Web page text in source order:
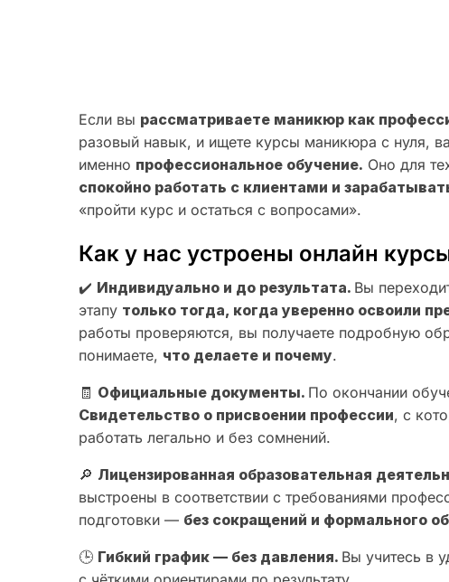
Если вы рассматриваете маникюр как
разовый навык, и ищете курсы маникюра с нуля,
именно профессиональное обучение. Оно для
спокойно работать с клиентами и
«пройти курс и остаться с вопросами».
Как у нас устроены онлайн
✔️ Индивидуально и до результата. Вы
этапу только тогда, когда уверенно освоили
работы проверяются, вы получаете подробную
понимаете, что делаете и почему.
🧾 Официальные документы. По окончании
Свидетельство о присвоении профессии, с
работать легально и без сомнений.
🔎 Лицензированная образовательная
выстроены в соответствии с требованиями
подготовки — без сокращений и формального
🕒 Гибкий график — без давления. Вы учитесь в